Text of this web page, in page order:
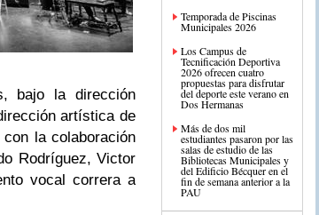
bajo la dirección
artística de
la colaboración
Rodríguez, Victor
vocal correra a
Temporada de Piscinas
Municipales 2026
Los Campus de
Tecnificación Deportiva
2026 ofrecen cuatro
propuestas para disfrutar
del deporte este verano en
Dos Hermanas
Más de dos mil
estudiantes pasaron por las
salas de estudio de las
Bibliotecas Municipales y
del Edificio Bécquer en el
fin de semana anterior a la
PAU